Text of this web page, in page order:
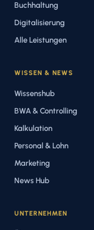
Buchhaltung
Digitalisierung
Alle Leistungen
WISSEN & NEWS
Wissenshub
BWA & Controlling
Kalkulation
Personal & Lohn
Marketing
News Hub
UNTERNEHMEN